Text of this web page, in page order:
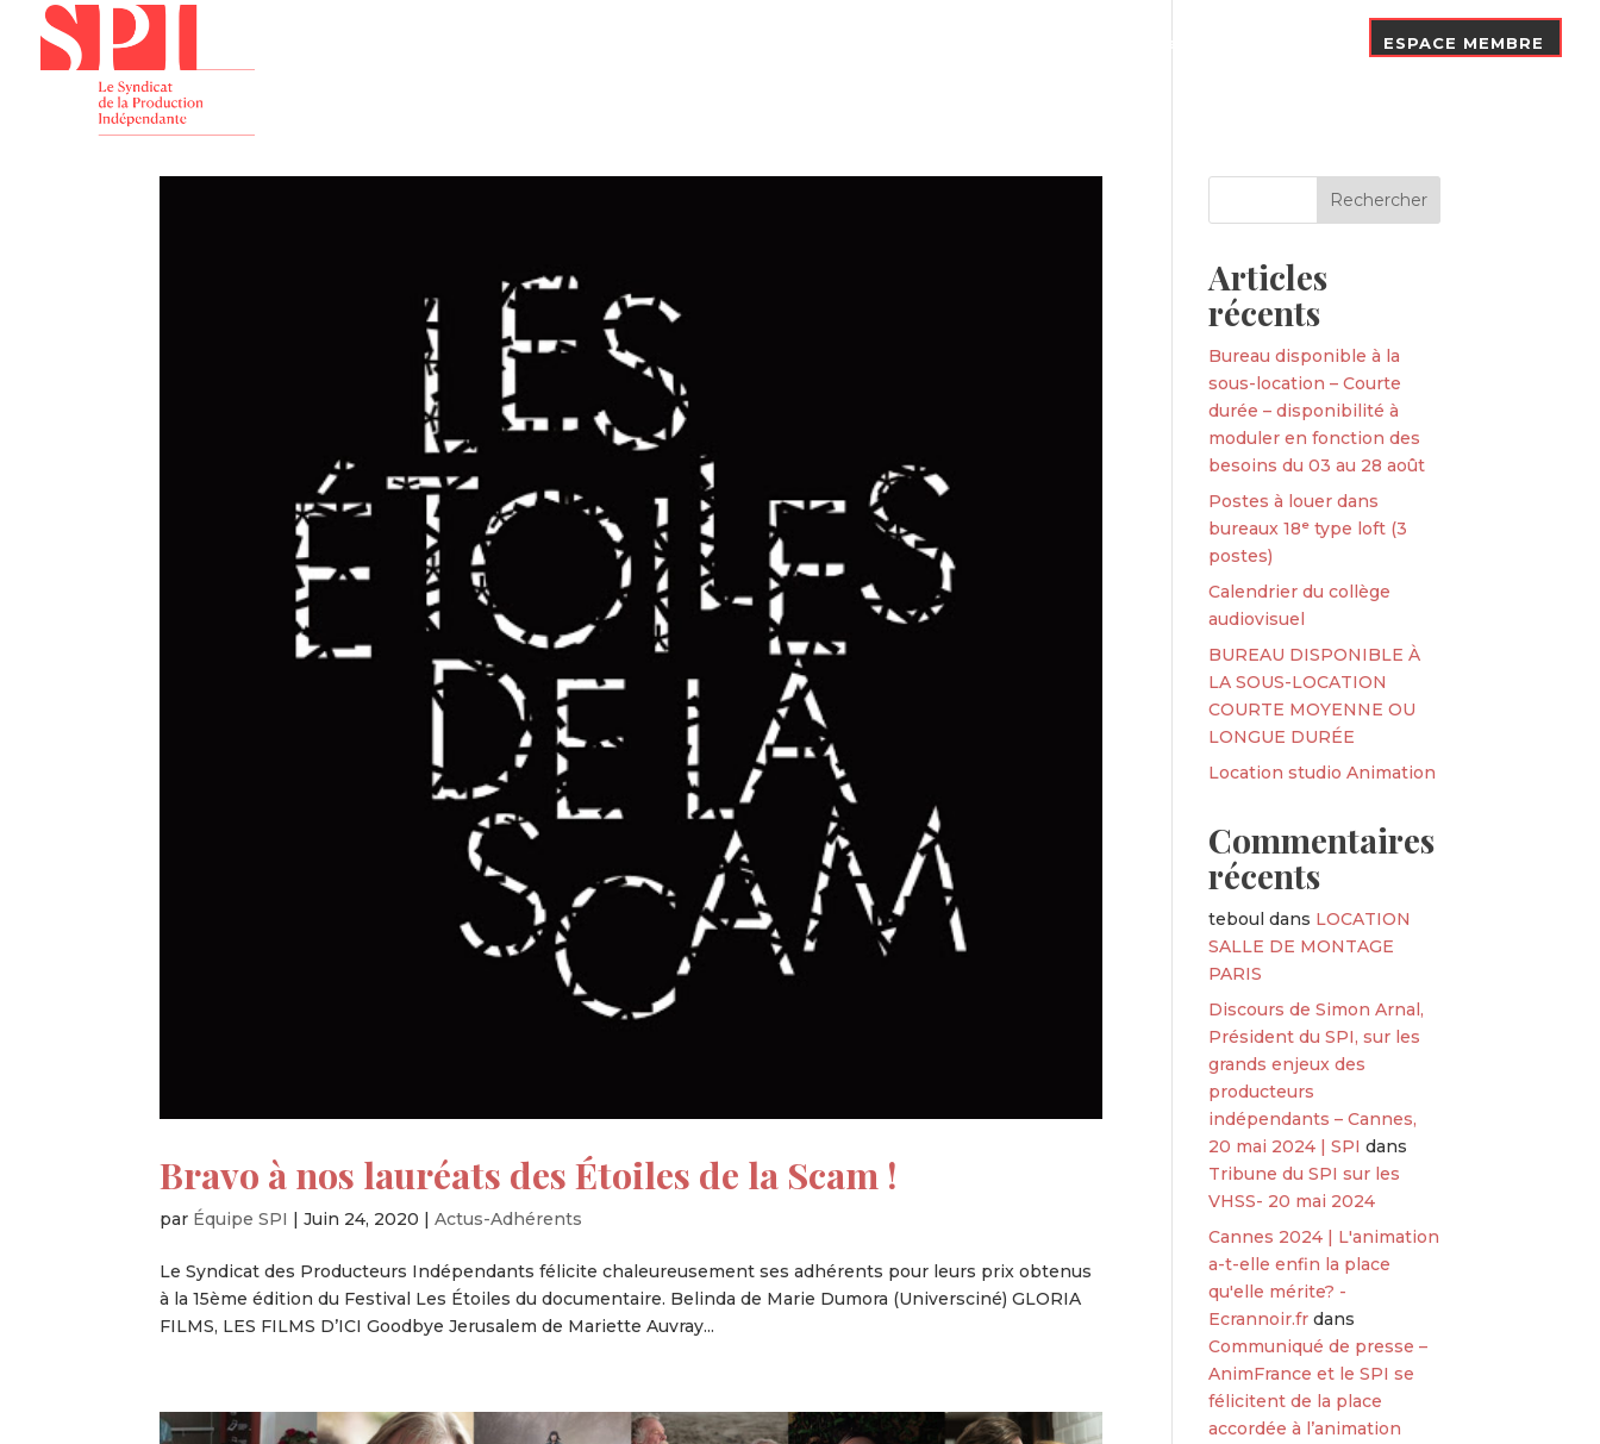
Nos Adhérents ESPACE MEMBRE
Bravo à nos lauréats des Étoiles de la Scam !
par Équipe SPI |Juin 24, 2020 |Actus-Adhérents
Le Syndicat des Producteurs Indépendants félicite chaleureusement ses adhérents pour leurs prix obtenus
à la 15ème édition du Festival Les Étoiles du documentaire. Belinda de Marie Dumora (Universciné) GLORIA
FILMS, LES FILMS D’ICI Goodbye Jerusalem de Mariette Auvray...
Articles
récents
Bureau disponible à la
sous-location – Courte
durée – disponibilité à
moduler en fonction des
besoins du 03 au 28 août
Postes à louer dans
bureaux 18ᵉ type loft (3
postes)
Calendrier du collège
audiovisuel
BUREAU DISPONIBLE À
LA SOUS-LOCATION
COURTE MOYENNE OU
LONGUE DURÉE
Location studio Animation
Commentaires
récents
teboul dans LOCATION
SALLE DE MONTAGE
PARIS
Discours de Simon Arnal,
Président du SPI, sur les
grands enjeux des
producteurs
indépendants – Cannes,
20 mai 2024 | SPI dans
Tribune du SPI sur les
VHSS- 20 mai 2024
Cannes 2024 | L'animation
a-t-elle enfin la place
qu'elle mérite? -
Ecrannoir.fr dans
Communiqué de presse –
AnimFrance et le SPI se
félicitent de la place
accordée à l’animation